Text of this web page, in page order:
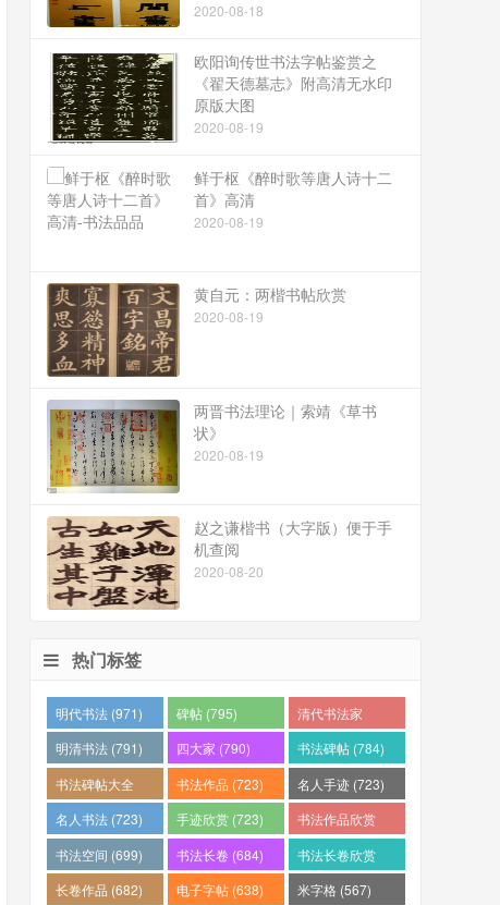
2020-08-18
欧阳询传世书法字帖鉴赏之
《翟天德墓志》附高清无水印
原版大图
2020-08-19
鲜于枢《醉时歌等唐人诗十二
首》高清
2020-08-19
黄自元：两楷书帖欣赏
2020-08-19
两晋书法理论｜索靖《草书
状》
2020-08-19
赵之谦楷书（大字版）便于手
机查阅
2020-08-20
热门标签
明代书法 (971) 碑帖 (795)
清代书法家
(794)
明清书法 (791) 四大家 (790)
书法碑帖 (784)
书法碑帖大全
(784)
书法作品 (723)
名人手迹 (723)
名人书法 (723)
手迹欣赏 (723)
书法作品欣赏
(710)
书法空间 (699) 书法长卷 (684)
书法长卷欣赏
(682)
长卷作品 (682) 电子字帖 (638)
米字格 (567)